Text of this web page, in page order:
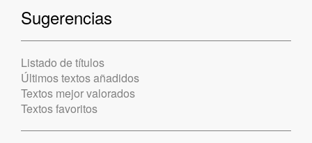
Sugerencias
Listado de títulos
Últimos textos añadidos
Textos mejor valorados
Textos favoritos